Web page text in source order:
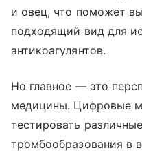
и овец, что поможет
подходящий вид для
антикоагулянтов.
Но главное — это
медицины. Цифровые
тестировать
тромбообразования в